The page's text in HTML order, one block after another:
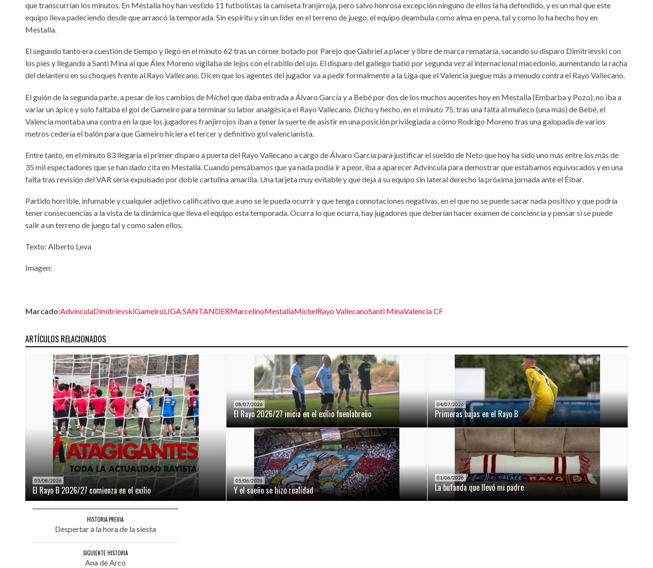
que transcurrían los minutos. En Mestalla hoy han vestido 11 futbolistas la camiseta franjirroja, pero salvo honrosa excepción ninguno de ellos la ha defendido, y es un mal que este
equipo lleva padeciendo desde que arrancó la temporada. Sin espíritu y sin un líder en el terreno de juego, el equipo deambula como alma en pena, tal y como lo ha hecho hoy en
Mestalla.
El segundo tanto era cuestión de tiempo y llegó en el minuto 62 tras un córner botado por Parejo que Gabriel a placer y libre de marca remataría, sacando su disparo Dimitrievski con
los pies y llegando a Santi Mina al que Álex Moreno vigilaba de lejos con el rabillo del ojo. El disparo del gallego batió por segunda vez al internacional macedonio, aumentando la racha
del delantero en su choques frente al Rayo Vallecano. Dicen que los agentes del jugador va a pedir formalmente a la Liga que el Valencia juegue más a menudo contra el Rayo Vallecano.
El guión de la segunda parte, a pesar de los cambios de Míchel que daba entrada a Álvaro García y a Bebé por dos de los muchos ausentes hoy en Mestalla (Embarba y Pozo), no iba a
variar un ápice y solo faltaba el gol de Gameiro para terminar su labor analgésica el Rayo Vallecano. Dicho y hecho, en el minuto 75, tras una falta al muñeco (una más) de Bebé, el
Valencia montaba una contra en la que los jugadores franjirrojos iban a tener la suerte de asistir en una posición privilegiada a cómo Rodrigo Moreno tras una galopada de varios
metros cedería el balón para que Gameiro hiciera el tercer y definitivo gol valencianista.
Entre tanto, en el minuto 83 llegaría el primer disparo a puerta del Rayo Vallecano a cargo de Álvaro García para justificar el sueldo de Neto que hoy ha sido uno más entre los más de
35 mil espectadores que se han dado cita en Mestalla. Cuando pensábamos que ya nada podía ir a peor, iba a aparecer Advíncula para demostrar que estábamos equivocados y en una
falta tras revisión del VAR sería expulsado por doble cartulina amarilla. Una tarjeta muy evitable y que deja a su equipo sin lateral derecho la próxima jornada ante el Éibar.
Partido horrible, infumable y cualquier adjetivo calificativo que a uno se le pueda ocurrir y que tenga connotaciones negativas, en el que no se puede sacar nada positivo y que podría
tener consecuencias a la vista de la dinámica que lleva el equipo esta temporada. Ocurra lo que ocurra, hay jugadores que deberían hacer examen de conciencia y pensar si se puede
salir a un terreno de juego tal y como salen ellos.
Texto: Alberto Leva
Imagen:
Marcado:AdvínculaDimitrievskiGameiroLIGA SANTANDERMarcelinoMestallaMichelRayo VallecanoSanti MinaValencia CF
ARTÍCULOS RELACIONADOS
03/08/2026
El Rayo B 2026/27 comienza en el exilio
08/07/2026
El Rayo 2026/27 inicia en el exilio fuenlabreño
04/07/2026
Primeras bajas en el Rayo B
05/06/2026
Y el sueño se hizo realidad
01/06/2026
La bufanda que llevó mi padre
HISTORIA PREVIA
Despertar a la hora de la siesta
SIGUIENTE HISTORIA
Ana de Arco